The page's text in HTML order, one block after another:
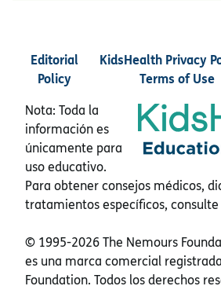
Editorial
Policy
KidsHealth Privacy
Terms of Use
Nota: Toda la
información es
únicamente para
uso educativo.
Para obtener consejos médicos,
tratamientos específicos,
© 1995-2026 The Nemours
es una marca comercial
Foundation. Todos los derechos